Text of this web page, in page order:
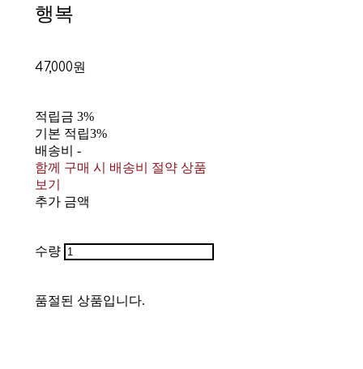
행복
47,000원
적립금 3%
기본 적립3%
배송비 -
함께 구매 시 배송비 절약 상품
보기
추가 금액
수량
품절된 상품입니다.